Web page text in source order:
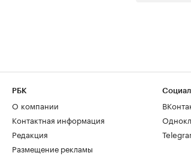
РБК
О компании
Контактная информация
Редакция
Размещение рекламы